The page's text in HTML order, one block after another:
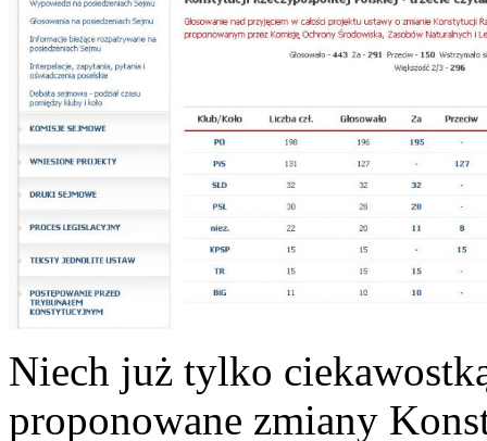
Niech już tylko
proponowane zmiany